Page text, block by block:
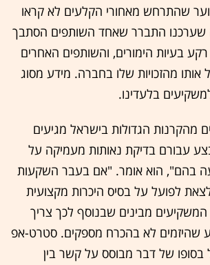
שהתרחש מאחורי הקלעים לא קראו
שערכנו התברר שאחד השותפים הסתבך
בעיות הימורים, והשותפים האחרים
אותו מהזכויות שלו בחברה. מידע מסוג
בלעדינו.
מהקרנות הגדולות בישראל מגיעים
עבורם בדיקת נאותות מעמיקה על
בהם", הוא אומר. "אם בעבר השקעות
לפועל על בסיס היכרות מקצועית
המשקיעים מבינים שבנוסף לכך צריך
שהיזמים לא בהכרח מספקים. סטרט-אפ
בסופו של דבר מבוסס על קשר בין